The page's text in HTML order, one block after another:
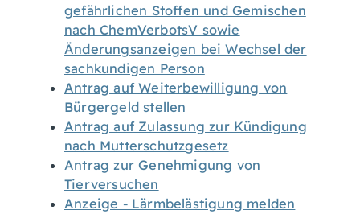
gefährlichen Stoffen und Gemischen
nach ChemVerbotsV sowie
Änderungsanzeigen bei Wechsel der
sachkundigen Person
Antrag auf Weiterbewilligung von
Bürgergeld stellen
Antrag auf Zulassung zur Kündigung
nach Mutterschutzgesetz
Antrag zur Genehmigung von
Tierversuchen
Anzeige - Lärmbelästigung melden